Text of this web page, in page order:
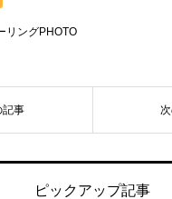
リングPHOTO
ピックアップ記事